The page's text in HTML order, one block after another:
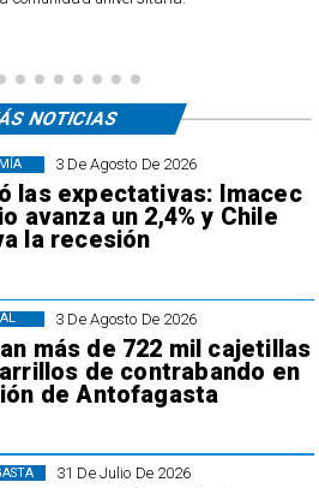
3 De Agosto De 2026
las expectativas: Imacec
avanza un 2,4% y Chile
la recesión
3 De Agosto De 2026
más de 722 mil cajetillas
de contrabando en
de Antofagasta
31 De Julio De 2026
NOTICIAS